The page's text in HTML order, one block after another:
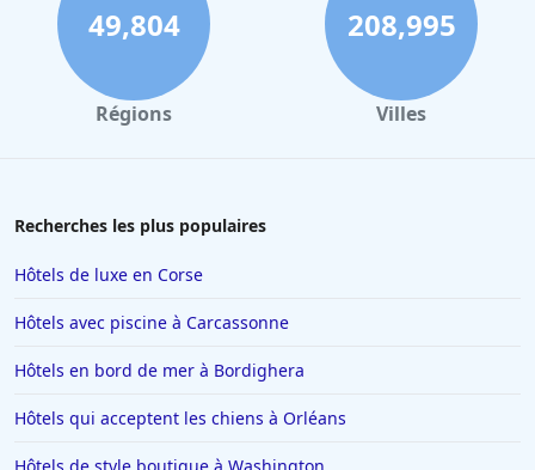
Hôtels à Dinard
Hôtels à Biarritz
Hôtels à Verbier
Hôtels en Savoie
Hôtels à Noisy-le-Sec
Hôtels à Saint-Martin-de-Belleville
Hôtels à Chamonix-Mont-Blanc
Hôtels à Los Angeles
49,804
Régions
208,995
Villes
Recherches les plus populaires
Hôtels de luxe en Corse
Hôtels avec piscine à Carcassonne
Hôtels en bord de mer à Bordighera
Hôtels qui acceptent les chiens à Orléans